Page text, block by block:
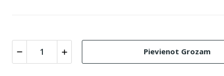
Pievienot Grozam